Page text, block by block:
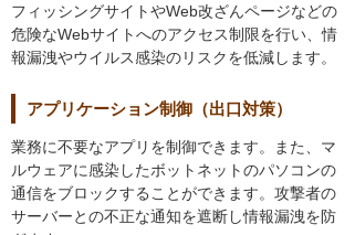
フィッシングサイトやWeb改ざんページなどの
危険なWebサイトへのアクセス制限を行い、情
報漏洩やウイルス感染のリスクを低減します。
アプリケーション制御（出口対策）
業務に不要なアプリを制御できます。また、マ
ルウェアに感染したボットネットのパソコンの
通信をブロックすることができます。攻撃者の
サーバーとの不正な通知を遮断し情報漏洩を防